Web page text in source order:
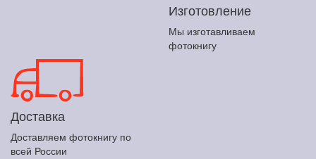
Изготовление
Мы изготавливаем
фотокнигу
Доставка
Доставляем фотокнигу по
всей России